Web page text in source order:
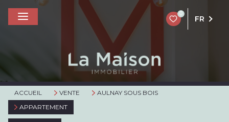
0
FR
ACCUEIL VENTE
AULNAY SOUS BOIS
APPARTEMENT